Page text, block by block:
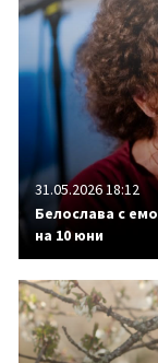
31.05.2026 18:12
Белослава с
на 10 юни